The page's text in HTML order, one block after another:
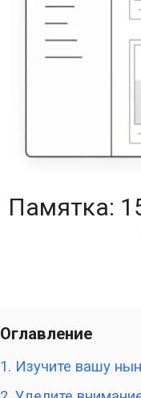
Памятка:
Оглавление
1. Изучите вашу